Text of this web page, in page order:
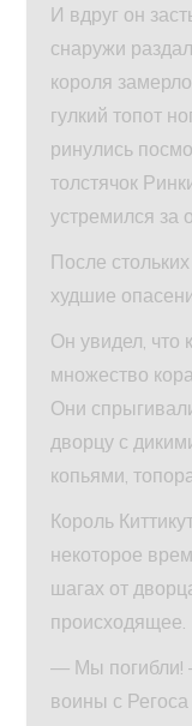
И вдруг он
снаружи
короля
гулкий топот
ринулись
толстячок
устремился за
После
худшие
Он увидел, что
множество
Они
дворцу с
копьями,
Король
некоторое
шагах от
происходящее.
— Мы погибли!
воины с Регоса